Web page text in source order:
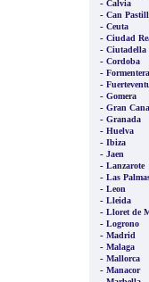
- Calvia
- Can
- Ceuta
- Ciudad
- Ciutadella
- Cordoba
- Formentera
-
- Gomera
- Gran
- Granada
- Huelva
- Ibiza
- Jaen
- Lanzarote
- Las
- Leon
- Lleida
- Lloret de
- Logrono
- Madrid
- Malaga
- Mallorca
- Manacor